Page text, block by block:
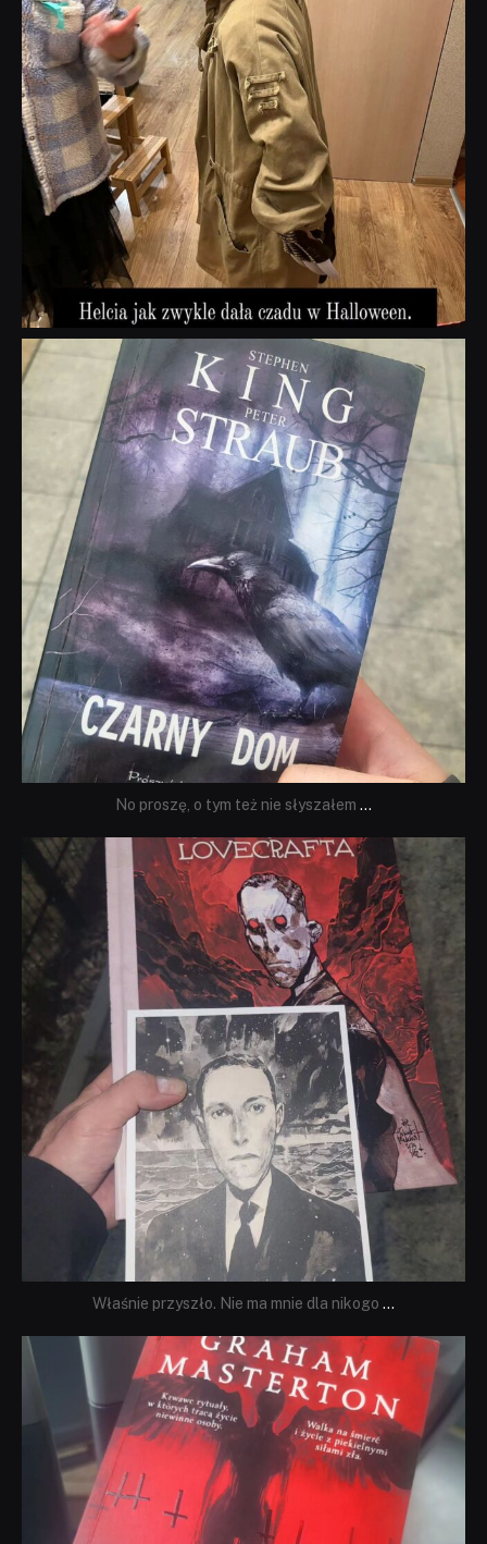
dobryhorror
Wrz 23
No proszę, o tym też nie słyszałem ...
dobryhorror
Wrz 19
Właśnie przyszło. Nie ma mnie dla nikogo ...
dobryhorror
Sie 23